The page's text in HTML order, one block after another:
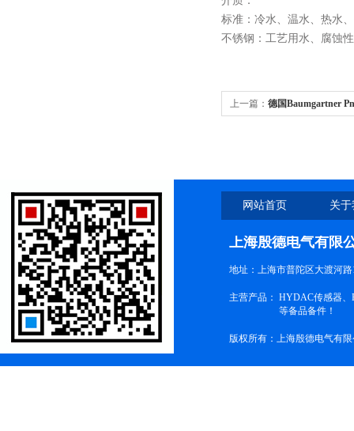
标准：冷水、温水、热水
不锈钢：工艺用水、腐蚀
上一篇： 德国Baumgartner
网站首页 关
上海殷德电气有限
地址：上海市普陀区大渡河路
主营产品： HYDAC传感器、
等备品备件！
版权所有：上海殷德电气有